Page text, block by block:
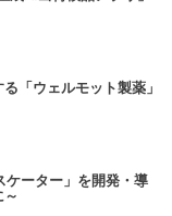
「ウェルモット製薬」
ケーター」を開発・導